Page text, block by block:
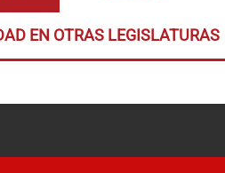
EN OTRAS LEGISLATURAS